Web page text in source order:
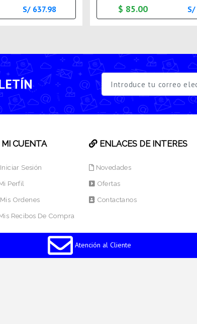
S/ 637.98 $ 85.00
Atención al Cliente
MI CUENTA
Iniciar Sesión
Perfil
Mis Ordenes
Recibos De Compra
ENLACES DE INTERES
Novedades
Ofertas
Contactanos